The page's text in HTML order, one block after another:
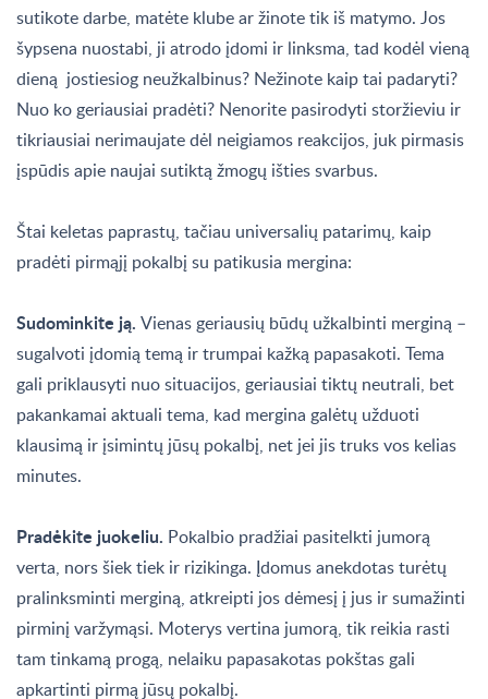
sutikote darbe, matėte klube ar žinote tik iš matymo. Jos
šypsena nuostabi, ji atrodo įdomi ir linksma, tad kodėl vieną
dieną jostiesiog neužkalbinus? Nežinote kaip tai padaryti?
Nuo ko geriausiai pradėti? Nenorite pasirodyti storžieviu ir
tikriausiai nerimaujate dėl neigiamos reakcijos, juk pirmasis
įspūdis apie naujai sutiktą žmogų išties svarbus.
Štai keletas paprastų, tačiau universalių patarimų, kaip
pradėti pirmąjį pokalbį su patikusia mergina:
Sudominkite ją. Vienas geriausių būdų užkalbinti merginą –
sugalvoti įdomią temą ir trumpai kažką papasakoti. Tema
gali priklausyti nuo situacijos, geriausiai tiktų neutrali, bet
pakankamai aktuali tema, kad mergina galėtų užduoti
klausimą ir įsimintų jūsų pokalbį, net jei jis truks vos kelias
minutes.
Pradėkite juokeliu. Pokalbio pradžiai pasitelkti jumorą
verta, nors šiek tiek ir rizikinga. Įdomus anekdotas turėtų
pralinksminti merginą, atkreipti jos dėmesį į jus ir sumažinti
pirminį varžymąsi. Moterys vertina jumorą, tik reikia rasti
tam tinkamą progą, nelaiku papasakotas pokštas gali
apkartinti pirmą jūsų pokalbį.